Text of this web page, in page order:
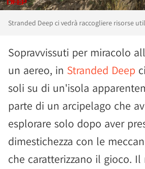
Stranded Deep ci vedrà raccogliere risorse
Sopravvissuti per miracolo
un aereo, in Stranded Deep
soli su di un'isola
parte di un arcipelago che
esplorare solo dopo aver
dimestichezza con le
che caratterizzano il gioco. Il